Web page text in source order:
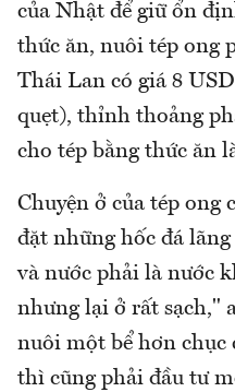
của Nhật để giữ ổn
thức ăn, nuôi tép ong
Thái Lan có giá 8
quẹt), thỉnh thoảng
cho tép bằng thức ăn
Chuyện ở của tép ong
đặt những hốc đá
và nước phải là nước
nhưng lại ở rất sạch,"
nuôi một bể hơn chục
thì cũng phải đầu tư